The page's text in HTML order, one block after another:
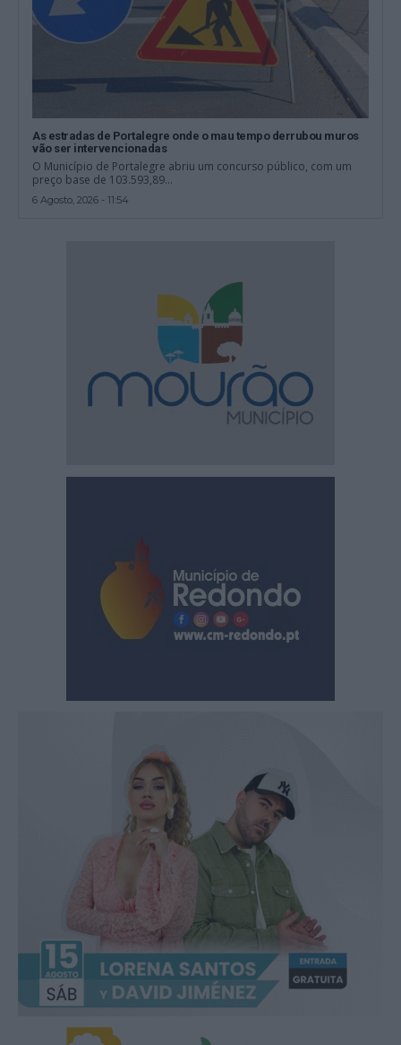
As estradas de Portalegre onde o mau tempo derrubou muros
vão ser intervencionadas
O Município de Portalegre abriu um concurso público, com um
preço base de 103.593,89...
6 Agosto, 2026 - 11:54